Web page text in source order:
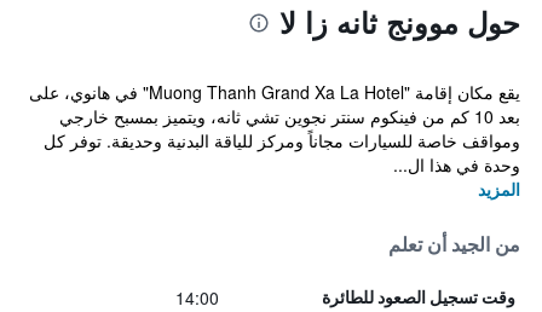
حول موونج ثانه زا لا
يقع مكان إقامة "Muong Thanh Grand Xa La Hotel" في هانوي، على
بعد 10 كم من فينكوم سنتر نجوين تشي ثانه، ويتميز بمسبح خارجي
ومواقف خاصة للسيارات مجاناً ومركز للياقة البدنية وحديقة. توفر كل
وحدة في هذا ال...
المزيد
من الجيد أن تعلم
وقت تسجيل الصعود للطائرة 14:00